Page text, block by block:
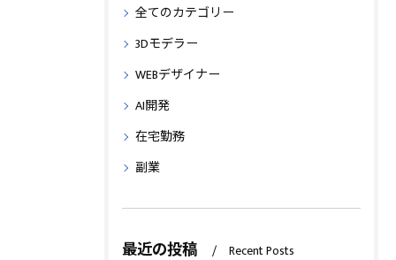
全てのカテゴリー
3Dモデラー
WEBデザイナー
AI開発
在宅勤務
副業
最近の投稿 Recent Posts